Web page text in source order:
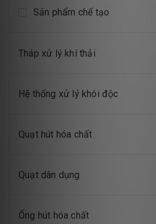
Sản phẩm chế tạo
Tháp xử lý khí thải
Hệ thống xử lý khói độc
Quạt hút hóa chất
Quạt dân dụng
Ống hút hóa chất